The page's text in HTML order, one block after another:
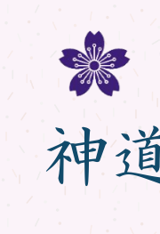
神